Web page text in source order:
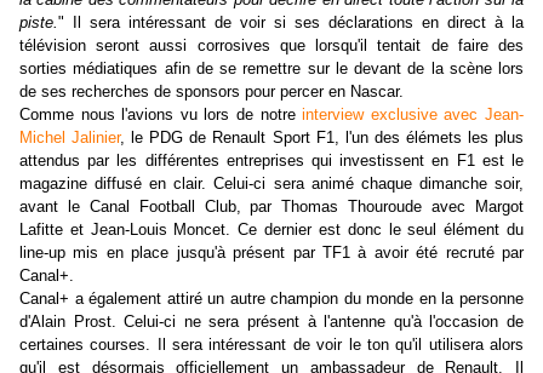
piste." Il sera intéressant de voir si ses déclarations en direct à la
télévision seront aussi corrosives que lorsqu'il tentait de faire des
sorties médiatiques afin de se remettre sur le devant de la scène lors
de ses recherches de sponsors pour percer en Nascar.
Comme nous l'avions vu lors de notreinterview exclusive avec Jean-
Michel Jalinier, le PDG de Renault Sport F1, l'un des élémets les plus
attendus par les différentes entreprises qui investissent en F1 est le
magazine diffusé en clair. Celui-ci sera animé chaque dimanche soir,
avant le Canal Football Club, par Thomas Thouroude avec Margot
Lafitte et Jean-Louis Moncet. Ce dernier est donc le seul élément du
line-up mis en place jusqu'à présent par TF1 à avoir été recruté par
Canal+.
Canal+ a également attiré un autre champion du monde en la personne
d'Alain Prost. Celui-ci ne sera présent à l'antenne qu'à l'occasion de
certaines courses. Il sera intéressant de voir le ton qu'il utilisera alors
qu'il est désormais officiellement un ambassadeur de Renault. Il